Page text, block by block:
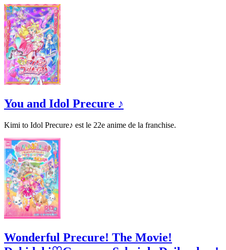
You and Idol Precure ♪
Kimi to Idol Precure♪ est le 22e anime de la franchise.
Wonderful Precure! The Movie!